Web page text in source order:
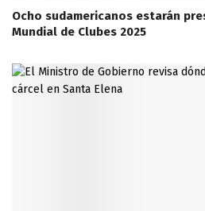
Ocho sudamericanos estarán
Mundial de Clubes 2025